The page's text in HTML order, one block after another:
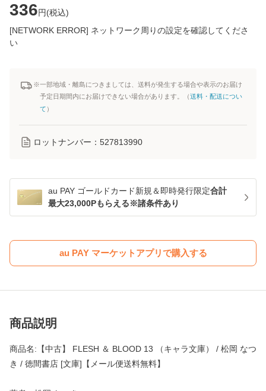
336円(税込)
[NETWORK ERROR] ネットワーク周りの設定を確認してくださ
い
※一部地域・離島につきましては、送料が発生する場合や表示のお届け
予定日期間内にお届けできない場合があります。（送料・配送につい
て ）
ロットナンバー： 527813990
au PAY ゴールドカード新規＆即時発行限定合計
最大23,000Pもらえる※諸条件あり
au PAY マーケットアプリで購入する
商品説明
商品名:【中古】 FLESH ＆ BLOOD 13 （キャラ文庫） / 松岡 なつ
き / 徳間書店 [文庫]【メール便送料無料】